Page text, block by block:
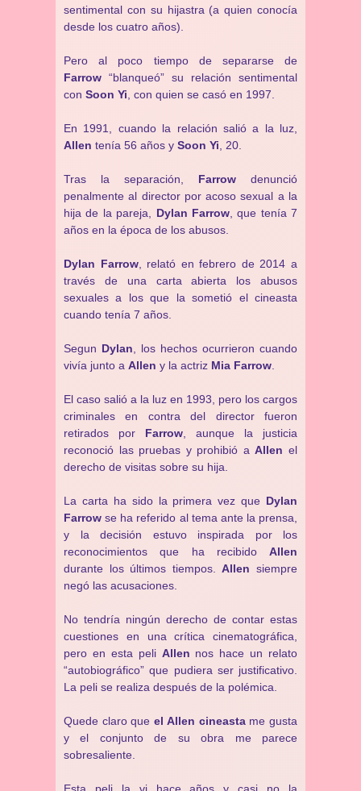
sentimental con su hijastra (a quien conocía
desde los cuatro años).
Pero al poco tiempo de separarse de
Farrow “blanqueó” su relación sentimental
con Soon Yi , con quien se casó en 1997.
En 1991, cuando la relación salió a la luz,
Allen tenía 56 años y Soon Yi , 20.
Tras la separación, Farrow denunció
penalmente al director por acoso sexual a la
hija de la pareja, Dylan Farrow, que tenía 7
años en la época de los abusos.
Dylan Farrow, relató en febrero de 2014 a
través de una carta abierta los abusos
sexuales a los que la sometió el cineasta
cuando tenía 7 años.
Segun Dylan , los hechos ocurrieron cuando
vivía junto a Allen y la actriz Mia Farrow
El caso salió a la luz en 1993, pero los cargos
criminales en contra del director fueron
retirados por Farrow , aunque la justicia
reconoció las pruebas y prohibió aAllen el
derecho de visitas sobre su hija.
La carta ha sido la primera vez que Dylan
Farrow se ha referido al tema ante la prensa,
y la decisión estuvo inspirada por los
reconocimientos que ha recibido Allen
durante los últimos tiempos.Allen siempre
negó las acusaciones.
No tendría ningún derecho de contar estas
cuestiones en una crítica cinematográfica,
pero en esta peli Allen nos hace un relato
“autobiográfico” que pudiera ser justificativo.
La peli se realiza después de la polémica.
Quede claro queel Allen cineastame gusta
y el conjunto de su obra me parece
sobresaliente.